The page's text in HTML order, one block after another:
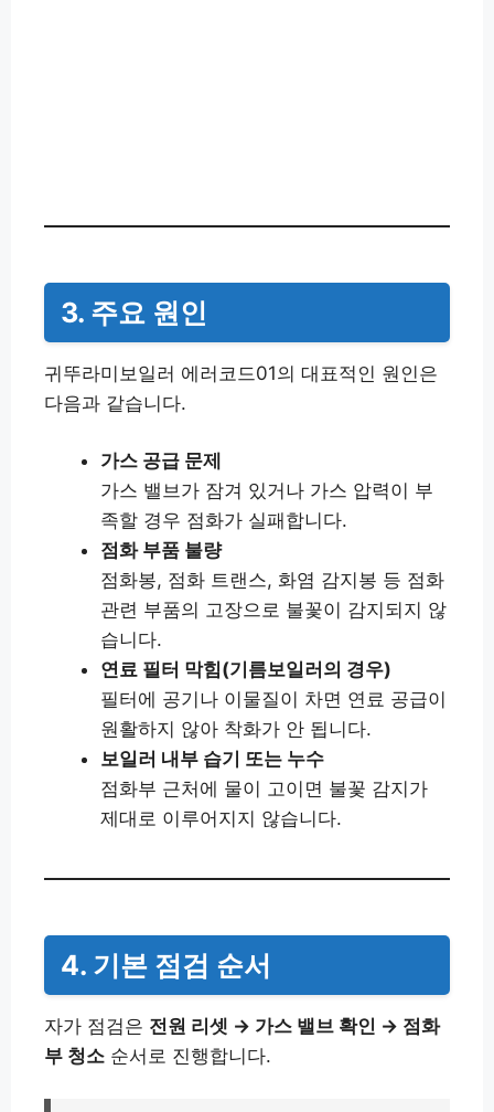
3. 주요 원인
귀뚜라미보일러 에러코드01의 대표적인 원인은
다음과 같습니다.
가스 공급 문제
가스 밸브가 잠겨 있거나 가스 압력이 부
족할 경우 점화가 실패합니다.
점화 부품 불량
점화봉, 점화 트랜스, 화염 감지봉 등 점화
관련 부품의 고장으로 불꽃이 감지되지 않
습니다.
연료 필터 막힘(기름보일러의 경우)
필터에 공기나 이물질이 차면 연료 공급이
원활하지 않아 착화가 안 됩니다.
보일러 내부 습기 또는 누수
점화부 근처에 물이 고이면 불꽃 감지가
제대로 이루어지지 않습니다.
4. 기본 점검 순서
자가 점검은 전원 리셋 → 가스 밸브 확인 → 점화
부 청소 순서로 진행합니다.